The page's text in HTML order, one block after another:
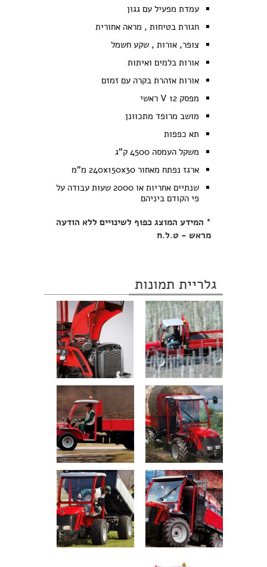
עמדת מפעיל עם גגון
חגורת בטיחות , מראה אחורית
צופר, אורות , שקע חשמל
אורות בלמים ואיתות
אורות אזהרת בקרה עם זמזם
מפסק 12 V ראשי
מושב מרופד מתכוונן
תא כפפות
משקל העמסה 4500 ק"ג
ארגז נפתח מאחור 240x150x30 מ"מ
שנתיים אחריות או 2000 שעות עבודה על
פי הקודם ביניהם
* המידע המוצג כפוף לשינויים ללא הודעה
מראש - ט.ל.ח
גלריית תמונות